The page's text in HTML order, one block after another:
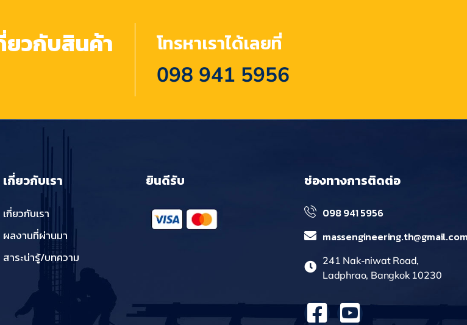
ยวกับสินค้า
โทรหาเราได้เลยที่
098 941 5956
เกี่ยวกับเรา
เกี่ยวกับเรา
ผลงานที่ผ่านมา
สาระน่ารู้/บทความ
ยินดีรับ ช่องทางการติดต่อ
098 941 5956
241 Nak-niwat Road,
Ladphrao, Bangkok 10230